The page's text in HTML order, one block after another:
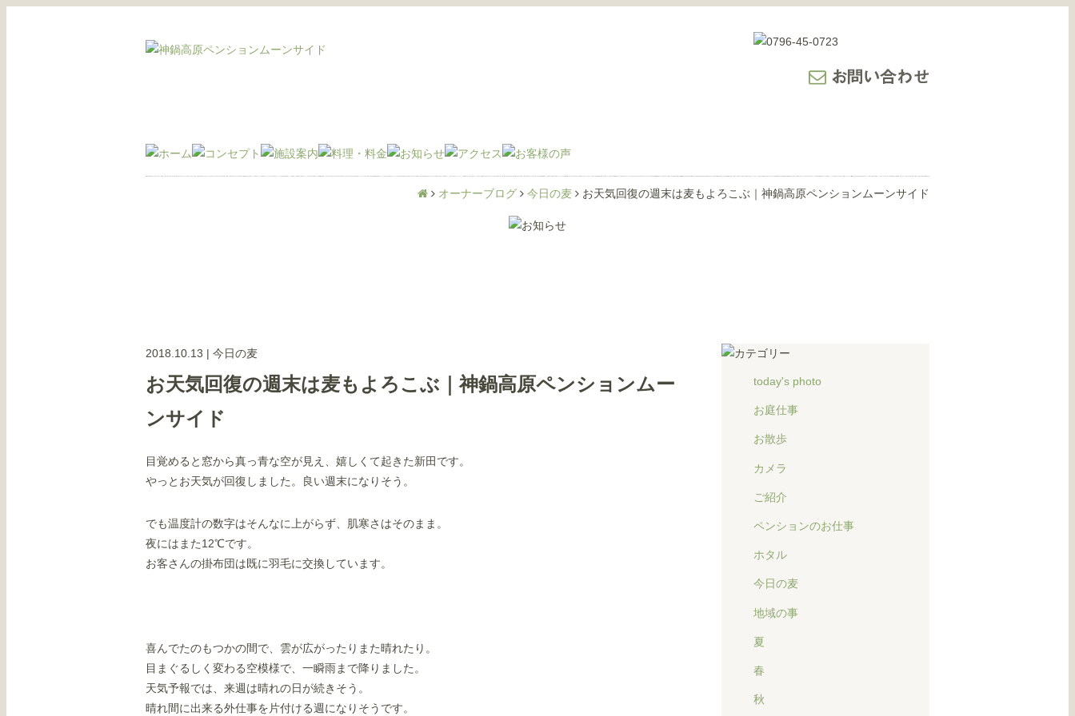
オーナーブログ 今日の麦 お天気回復の週末は麦もよろこぶ｜神鍋高原ペンションムーンサイド
2018.10.13 | 今日の麦
お天気回復の週末は麦もよろこぶ｜神鍋高原ペンションムー
ンサイド
目覚めると窓から真っ青な空が見え、嬉しくて起きた新田です。
やっとお天気が回復しました。良い週末になりそう。
でも温度計の数字はそんなに上がらず、肌寒さはそのまま。
夜にはまた12℃です。
お客さんの掛布団は既に羽毛に交換しています。
喜んでたのもつかの間で、雲が広がったりまた晴れたり。
目まぐるしく変わる空模様で、一瞬雨まで降りました。
天気予報では、来週は晴れの日が続きそう。
晴れ間に出来る外仕事を片付ける週になりそうです。
today's photo
お庭仕事
お散歩
カメラ
ご紹介
ペンションのお仕事
ホタル
今日の麦
地域の事
夏
春
秋